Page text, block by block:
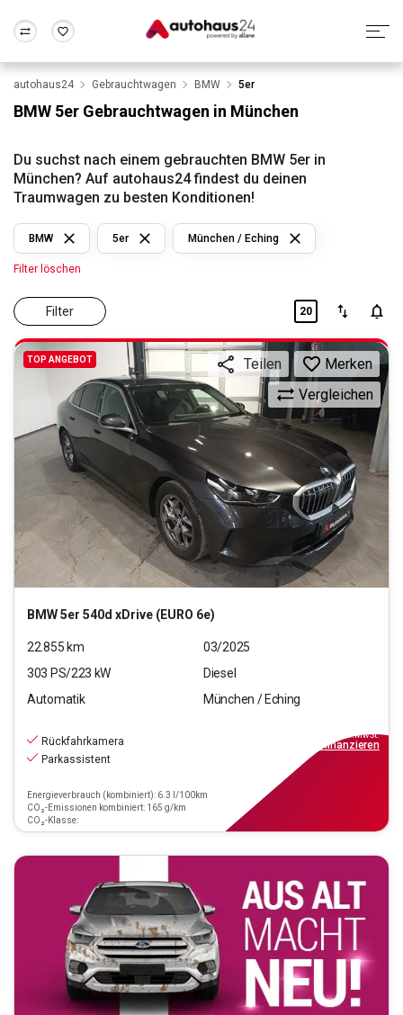
Wir bewerten dein Auto
Alle Fragen & Antworten
Rund um die Inzahlungnahme
Frankfurt Wuppertal
autohaus24 Gebrauchtwagen BMW 5er
BMW 5er Gebrauchtwagen in München
Du suchst nach einem gebrauchten BMW 5er in
München? Auf autohaus24 findest du deinen
Traumwagen zu besten Konditionen!
Filter
BMW 5er München / Eching
Filter löschen
20
TOP ANGEBOT
BMW5er 540d xDrive (EURO 6e)
Vergleichen
Teilen Merken
22.855 km
03/2025
303 PS/223 kW
Diesel
Automatik
München / Eching
Rückfahrkamera
Parkassistent
Energieverbrauch (kombiniert): 6.3 l/100km
CO₂-Emissionen kombiniert: 165 g/km
CO₂-Klasse:
inkl.MwSt.
finanzieren